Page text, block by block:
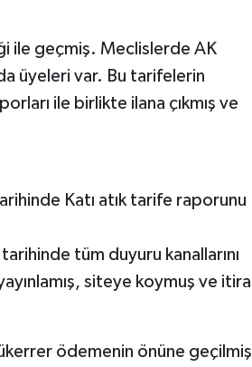
ile geçmiş. Meclislerde AK
üyeleri var. Bu tarifelerin
ile birlikte ilana çıkmış ve
Katı atık tarife raporunu
tüm duyuru kanallarını
siteye koymuş ve
ödemenin önüne